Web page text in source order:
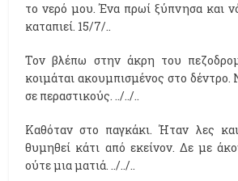
το νερό μου. Ένα πρωί ξύπνησα και
καταπιεί. 15/7/..
Τον βλέπω στην άκρη του
κοιμάται ακουμπισμένος στο
σε περαστικούς. ../../..
Καθόταν στο παγκάκι. Ήταν λες
θυμηθεί κάτι από εκείνον. Δε με
ούτε μια ματιά. ../../..